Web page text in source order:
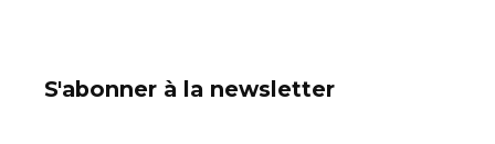
S'abonner à la newsletter